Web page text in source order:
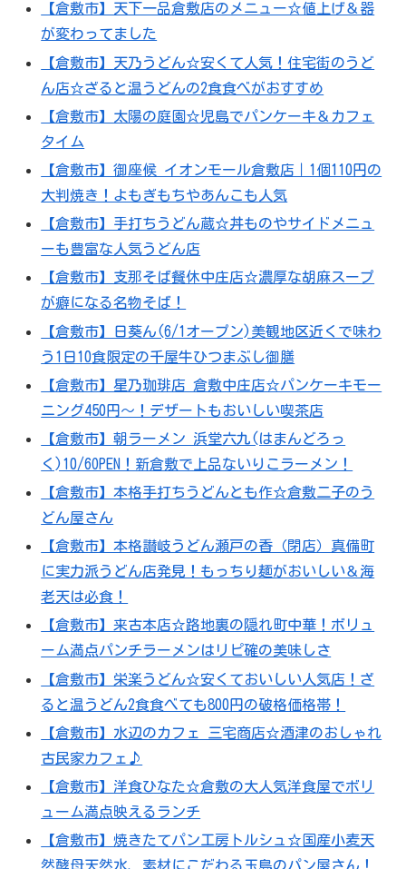
【倉敷市】天下一品倉敷店のメニュー☆値上げ＆器
が変わってました
【倉敷市】天乃うどん☆安くて人気！住宅街のうど
ん店☆ざると温うどんの2食食べがおすすめ
【倉敷市】太陽の庭園☆児島でパンケーキ＆カフェ
タイム
【倉敷市】御座候 イオンモール倉敷店｜1個110円の
大判焼き！よもぎもちやあんこも人気
【倉敷市】手打ちうどん蔵☆丼ものやサイドメニュ
ーも豊富な人気うどん店
【倉敷市】支那そば餐休中庄店☆濃厚な胡麻スープ
が癖になる名物そば！
【倉敷市】日葵ん(6/1オープン)美観地区近くで味わ
う1日10食限定の千屋牛ひつまぶし御膳
【倉敷市】星乃珈琲店 倉敷中庄店☆パンケーキモー
ニング450円～！デザートもおいしい喫茶店
【倉敷市】朝ラーメン 浜堂六九(はまんどろっ
く)10/6OPEN！新倉敷で上品ないりこラーメン！
【倉敷市】本格手打ちうどんとも作☆倉敷二子のう
どん屋さん
【倉敷市】本格讃岐うどん瀬戸の香（閉店）真備町
に実力派うどん店発見！もっちり麺がおいしい＆海
老天は必食！
【倉敷市】来古本店☆路地裏の隠れ町中華！ボリュ
ーム満点パンチラーメンはリピ確の美味しさ
【倉敷市】栄楽うどん☆安くておいしい人気店！ざ
ると温うどん2食食べても800円の破格価格帯！
【倉敷市】水辺のカフェ 三宅商店☆酒津のおしゃれ
古民家カフェ♪
【倉敷市】洋食ひなた☆倉敷の大人気洋食屋でボリ
ューム満点映えるランチ
【倉敷市】焼きたてパン工房トルシュ☆国産小麦天
然酵母天然水、素材にこだわる玉島のパン屋さん！